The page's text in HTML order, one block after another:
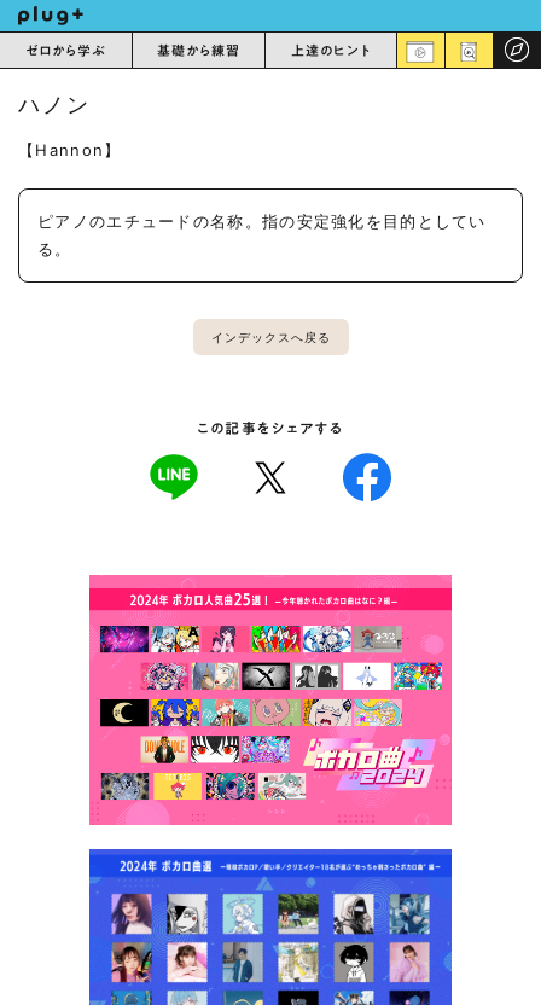
ゼロから学ぶ 基礎から練習 上達のヒント
ハノン
【Hannon】
ピアノのエチュードの名称。指の安定強化を目的としてい
る。
インデックスへ戻る
この記事をシェアする